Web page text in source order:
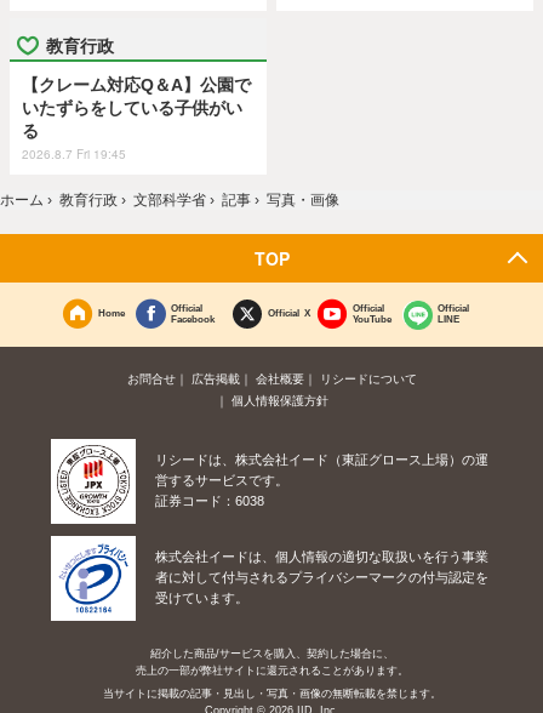
教育行政
【クレーム対応Q＆A】公園で
いたずらをしている子供がい
る
2026.8.7 Fri 19:45
ホーム › 教育行政 › 文部科学省 › 記事 › 写真・画像
TOP
Home
Official
Facebook
Official X
Official
YouTube
Official
LINE
お問合せ 広告掲載 会社概要
リシードについて
個人情報保護方針
リシードは、株式会社イード（東証グロース上場）の運
営するサービスです。
証券コード：6038
株式会社イードは、個人情報の適切な取扱いを行う事業
者に対して付与されるプライバシーマークの付与認定を
受けています。
紹介した商品/サービスを購入、契約した場合に、
売上の一部が弊社サイトに還元されることがあります。
当サイトに掲載の記事・見出し・写真・画像の無断転載を禁じます。
Copyright © 2026 IID, Inc.